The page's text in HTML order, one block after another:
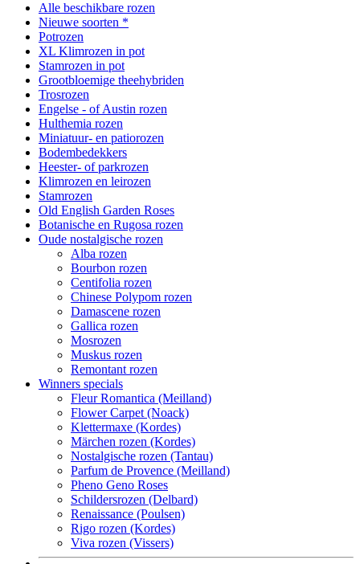
Alle beschikbare rozen
Nieuwe soorten *
Potrozen
XL Klimrozen in pot
Stamrozen in pot
Grootbloemige theehybriden
Trosrozen
Engelse - of Austin rozen
Hulthemia rozen
Miniatuur- en patiorozen
Bodembedekkers
Heester- of parkrozen
Klimrozen en leirozen
Stamrozen
Old English Garden Roses
Botanische en Rugosa rozen
Oude nostalgische rozen
Alba rozen
Bourbon rozen
Centifolia rozen
Chinese Polypom rozen
Damascene rozen
Gallica rozen
Mosrozen
Muskus rozen
Remontant rozen
Winners specials
Fleur Romantica (Meilland)
Flower Carpet (Noack)
Klettermaxe (Kordes)
Märchen rozen (Kordes)
Nostalgische rozen (Tantau)
Parfum de Provence (Meilland)
Pheno Geno Roses
Schildersrozen (Delbard)
Renaissance (Poulsen)
Rigo rozen (Kordes)
Viva rozen (Vissers)